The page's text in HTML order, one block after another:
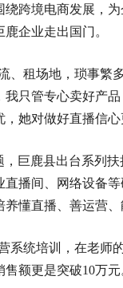
跨境电商发展，
企业走出国门。
、租场地，琐事繁
只管专心卖好产
她对做好直播信心
巨鹿县出台系列
播间、网络设备
懂直播、善运营、
系统培训，在老师
额更是突破10万